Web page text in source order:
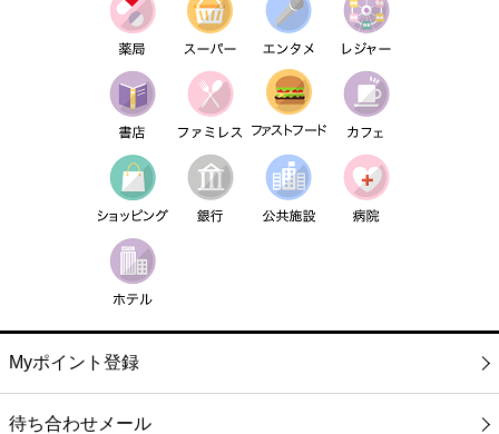
Myポイント登録
待ち合わせメール